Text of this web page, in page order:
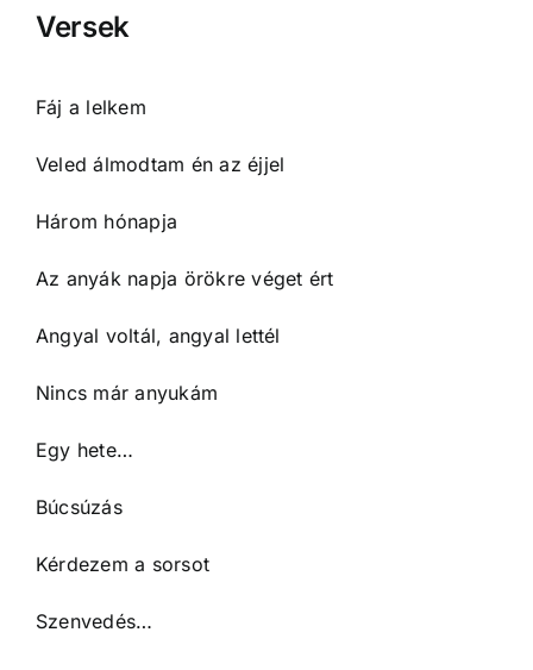
Versek
Fáj a lelkem
Veled álmodtam én az éjjel
Három hónapja
Az anyák napja örökre véget ért
Angyal voltál, angyal lettél
Nincs már anyukám
Egy hete…
Búcsúzás
Kérdezem a sorsot
Szenvedés…